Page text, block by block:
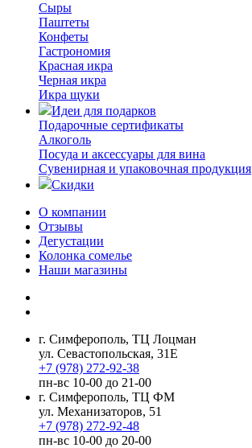
Сыры
Паштеты
Конфеты
Гастрономия
Красная икра
Черная икра
Икра щуки
Идеи для подарков
Подарочные сертификаты
Алкоголь
Посуда и аксессуары для вина
Сувенирная и упаковочная продукция
Скидки
О компании
Отзывы
Дегустации
Колонка сомелье
Наши магазины
г. Симферополь, ТЦ Лоцман
ул. Севастопольская, 31Е
+7 (978) 272-92-38
пн-вс 10-00 до 21-00
г. Симферополь, ТЦ ФМ
ул. Механизаторов, 51
+7 (978) 272-92-48
пн-вс 10-00 до 20-00